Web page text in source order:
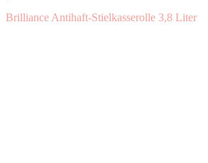
Brilliance Antihaft-Stielkasserolle 3,8 Liter